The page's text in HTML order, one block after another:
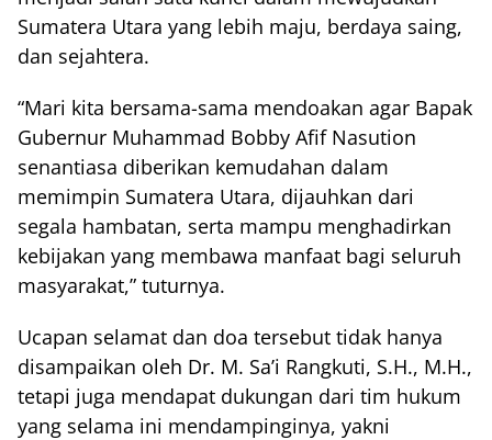
Sumatera Utara yang lebih maju, berdaya saing,
dan sejahtera.
“Mari kita bersama-sama mendoakan agar Bapak
Gubernur Muhammad Bobby Afif Nasution
senantiasa diberikan kemudahan dalam
memimpin Sumatera Utara, dijauhkan dari
segala hambatan, serta mampu menghadirkan
kebijakan yang membawa manfaat bagi seluruh
masyarakat,” tuturnya.
Ucapan selamat dan doa tersebut tidak hanya
disampaikan oleh Dr. M. Sa’i Rangkuti, S.H., M.H.,
tetapi juga mendapat dukungan dari tim hukum
yang selama ini mendampinginya, yakni